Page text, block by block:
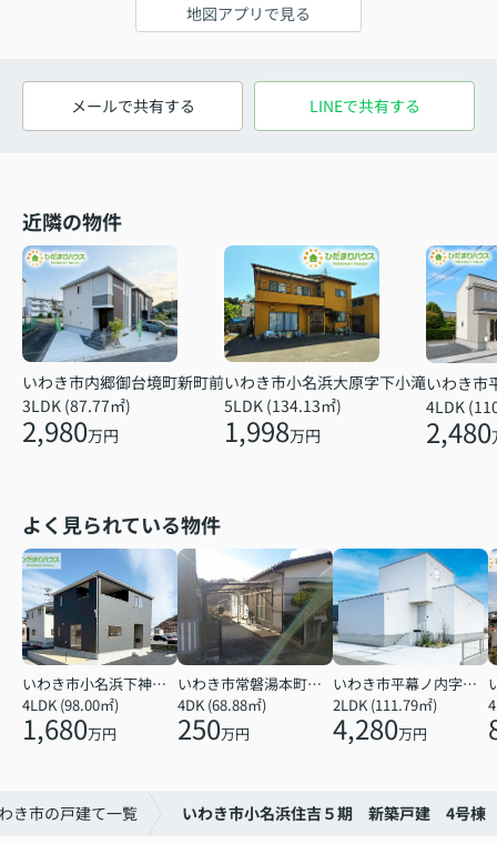
地図アプリで見る
メールで共有する LINEで共有する
近隣の物件
いわき市内郷御台境町新町前
3LDK (87.77㎡)
2,980万円
いわき市小名浜大原字下小滝
5LDK (134.13㎡)
1,998万円
いわき市
4LDK
2,480
よく見られている物件
いわき市小名浜下神白字館ノ腰
4LDK (98.00㎡)
1,680万円
いわき市常磐湯本町天神
4DK (68.88㎡)
250万円
いわき市平幕ノ内字西田
2LDK (111.79㎡)
4,280万円
き市の戸建て一覧 いわき市小名浜住吉５期 新築戸建 4号棟